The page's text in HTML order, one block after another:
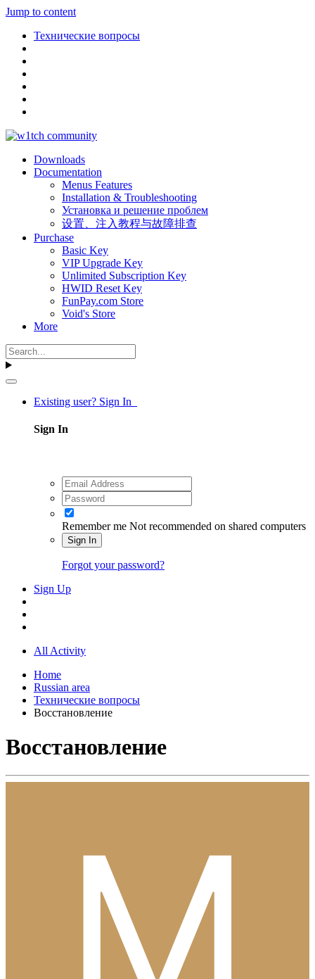
Jump to content
Технические вопросы
Downloads
Documentation
Menus Features
Installation & Troubleshooting
Установка и решение проблем
设置、注入教程与故障排查
Purchase
Basic Key
VIP Upgrade Key
Unlimited Subscription Key
HWID Reset Key
FunPay.com Store
Void's Store
More
Existing user? Sign In
Sign In
Remember me Not recommended on shared computers
Sign In
Forgot your password?
Sign Up
All Activity
Home
Russian area
Технические вопросы
Восстановление
Восстановление